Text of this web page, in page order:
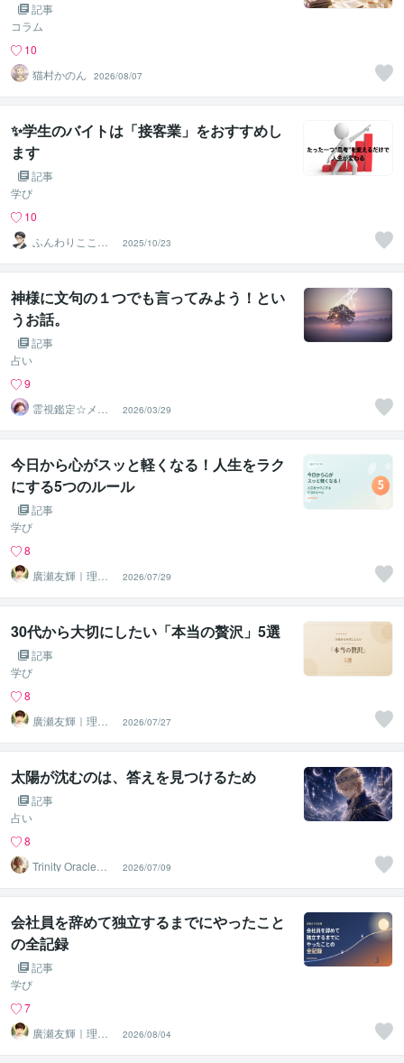
記事
コラム
10
猫村かのん
2026/08/07
✨学生のバイトは「接客業」をおすすめし
ます
記事
学び
10
ふんわりこころ
サポート☘️みち
まさ
2025/10/23
神様に文句の１つでも言ってみよう！とい
うお話。
記事
占い
9
霊視鑑定☆メッ
センジャー魅綬
2026/03/29
今日から心がスッと軽くなる！人生をラク
にする5つのルール
記事
学び
8
廣瀬友輝｜理想
の人生を実現さ
せる味方
2026/07/29
30代から大切にしたい「本当の贅沢」5選
記事
学び
8
廣瀬友輝｜理想
の人生を実現さ
せる味方
2026/07/27
太陽が沈むのは、答えを見つけるため
記事
占い
8
Trinity Oracle☽
2026/07/09
会社員を辞めて独立するまでにやったこと
の全記録
記事
学び
7
廣瀬友輝｜理想
の人生を実現さ
せる味方
2026/08/04